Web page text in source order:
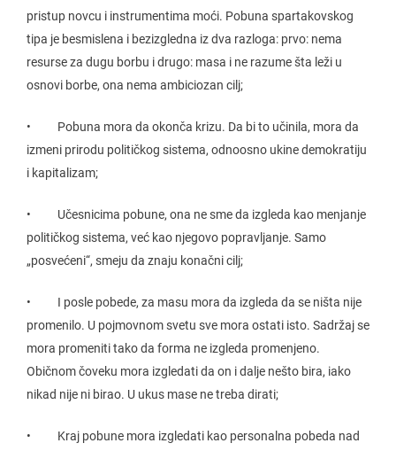
pristup novcu i instrumentima moći. Pobuna spartakovskog
tipa je besmislena i bezizgledna iz dva razloga: prvo: nema
resurse za dugu borbu i drugo: masa i ne razume šta leži u
osnovi borbe, ona nema ambiciozan cilj;
• Pobuna mora da okonča krizu. Da bi to učinila, mora da
izmeni prirodu političkog sistema, odnoosno ukine demokratiju
i kapitalizam;
• Učesnicima pobune, ona ne sme da izgleda kao menjanje
političkog sistema, već kao njegovo popravljanje. Samo
„posvećeni“, smeju da znaju konačni cilj;
• I posle pobede, za masu mora da izgleda da se ništa nije
promenilo. U pojmovnom svetu sve mora ostati isto. Sadržaj se
mora promeniti tako da forma ne izgleda promenjeno.
Običnom čoveku mora izgledati da on i dalje nešto bira, iako
nikad nije ni birao. U ukus mase ne treba dirati;
• Kraj pobune mora izgledati kao personalna pobeda nad